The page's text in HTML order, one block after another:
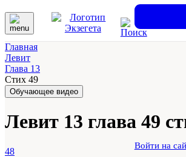
Войти на
Главная
Левит
Глава 13
Стих 49
Обучающее видео
Левит 13 глава 49
48